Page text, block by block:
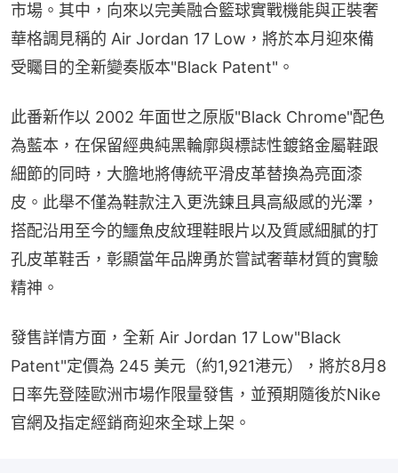
市場。其中，向來以完美融合籃球實戰機能與正裝奢
華格調見稱的 Air Jordan 17 Low，將於本月迎來備
受矚目的全新變奏版本"Black Patent"。
此番新作以 2002 年面世之原版"Black Chrome"配色
為藍本，在保留經典純黑輪廓與標誌性鍍鉻金屬鞋跟
細節的同時，大膽地將傳統平滑皮革替換為亮面漆
皮。此舉不僅為鞋款注入更洗鍊且具高級感的光澤，
搭配沿用至今的鱷魚皮紋理鞋眼片以及質感細膩的打
孔皮革鞋舌，彰顯當年品牌勇於嘗試奢華材質的實驗
精神。
發售詳情方面，全新 Air Jordan 17 Low"Black
Patent"定價為 245 美元（約1,921港元），將於8月8
日率先登陸歐洲市場作限量發售，並預期隨後於Nike
官網及指定經銷商迎來全球上架。